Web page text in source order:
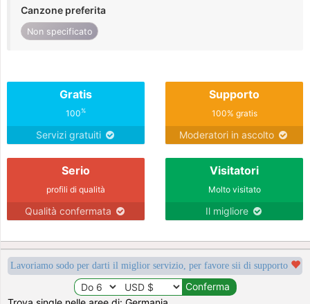
Canzone preferita
Non specificato
Gratis
100%
Servizi gratuiti
Supporto
100% gratis
Moderatori in ascolto
Serio
profili di qualità
Qualità confermata
Visitatori
Molto visitato
Il migliore
Lavoriamo sodo per darti il miglior servizio, per favore sii di supporto